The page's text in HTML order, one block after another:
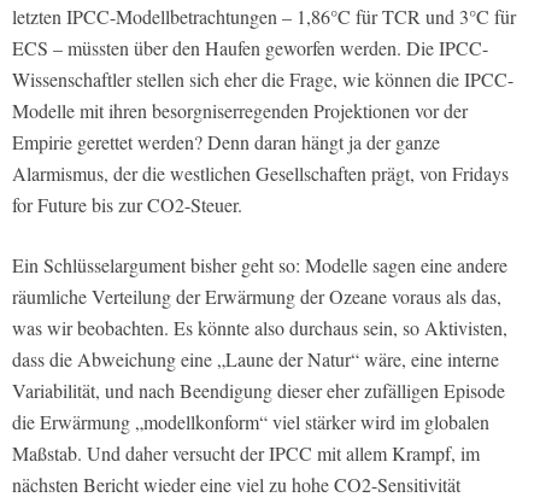
letzten IPCC-Modellbetrachtungen – 1,86°C für TCR und 3°C für
ECS – müssten über den Haufen geworfen werden. Die IPCC-
Wissenschaftler stellen sich eher die Frage, wie können die IPCC-
Modelle mit ihren besorgniserregenden Projektionen vor der
Empirie gerettet werden? Denn daran hängt ja der ganze
Alarmismus, der die westlichen Gesellschaften prägt, von Fridays
for Future bis zur CO2-Steuer.
Ein Schlüsselargument bisher geht so: Modelle sagen eine andere
räumliche Verteilung der Erwärmung der Ozeane voraus als das,
was wir beobachten. Es könnte also durchaus sein, so Aktivisten,
dass die Abweichung eine „Laune der Natur“ wäre, eine interne
Variabilität, und nach Beendigung dieser eher zufälligen Episode
die Erwärmung „modellkonform“ viel stärker wird im globalen
Maßstab. Und daher versucht der IPCC mit allem Krampf, im
nächsten Bericht wieder eine viel zu hohe CO2-Sensitivität